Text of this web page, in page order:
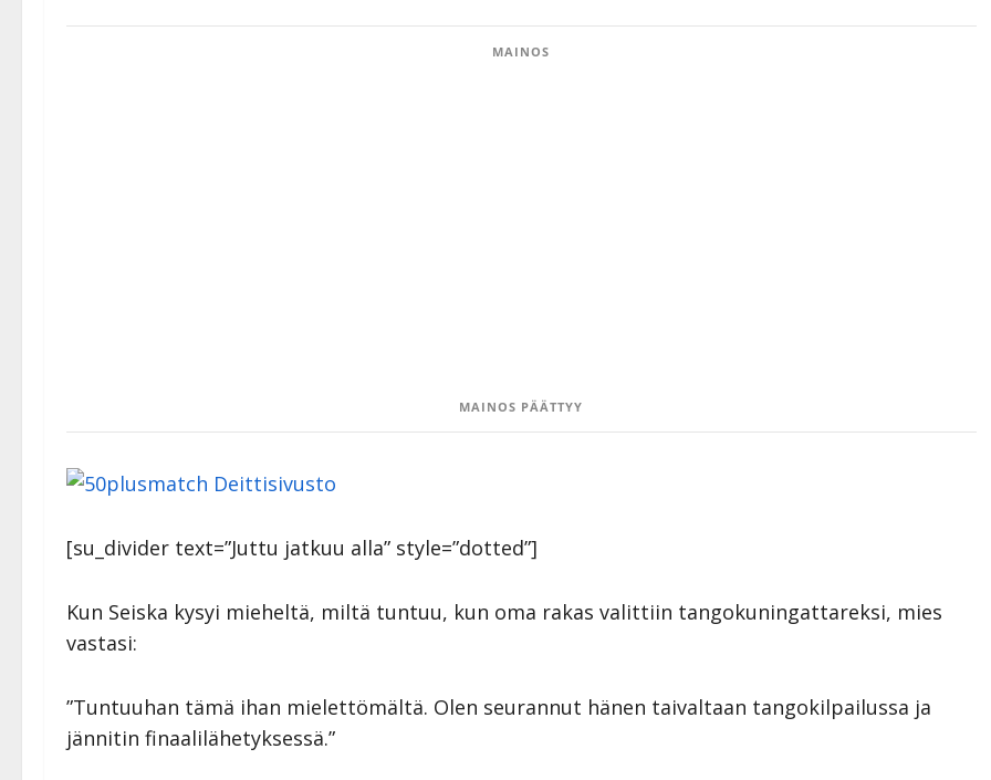
MAINOS
MAINOS PÄÄTTYY
[su_divider text=”Juttu jatkuu alla” style=”dotted”]
Kun Seiska kysyi mieheltä, miltä tuntuu, kun oma rakas valittiin tangokuningattareksi, mies
vastasi:
”Tuntuuhan tämä ihan mielettömältä. Olen seurannut hänen taivaltaan tangokilpailussa ja
jännitin finaalilähetyksessä.”